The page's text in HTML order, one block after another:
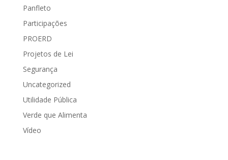
Panfleto
Participações
PROERD
Projetos de Lei
Segurança
Uncategorized
Utilidade Pública
Verde que Alimenta
Vídeo